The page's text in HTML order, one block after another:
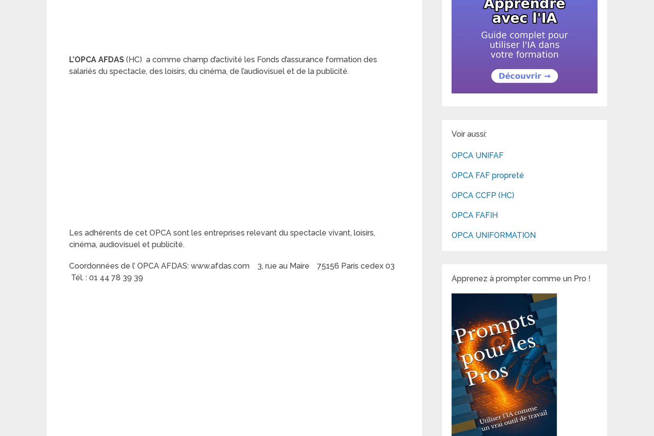
L’OPCA AFDAS (HC) a comme champ d’activité les Fonds d’assurance formation des
salariés du spectacle, des loisirs, du cinéma, de l’audiovisuel et de la publicité.
Les adhérents de cet OPCA sont les entreprises relevant du spectacle vivant, loisirs,
cinéma, audiovisuel et publicité.
Coordonnées de l’ OPCA AFDAS: www.afdas.com 3, rue au Maire 75156 Paris cedex 03
Tél. : 01 44 78 39 39
Voir aussi:
OPCA UNIFAF
OPCA FAF propreté
OPCA CCFP (HC)
OPCA FAFIH
OPCA UNIFORMATION
Apprenez à prompter comme un Pro !